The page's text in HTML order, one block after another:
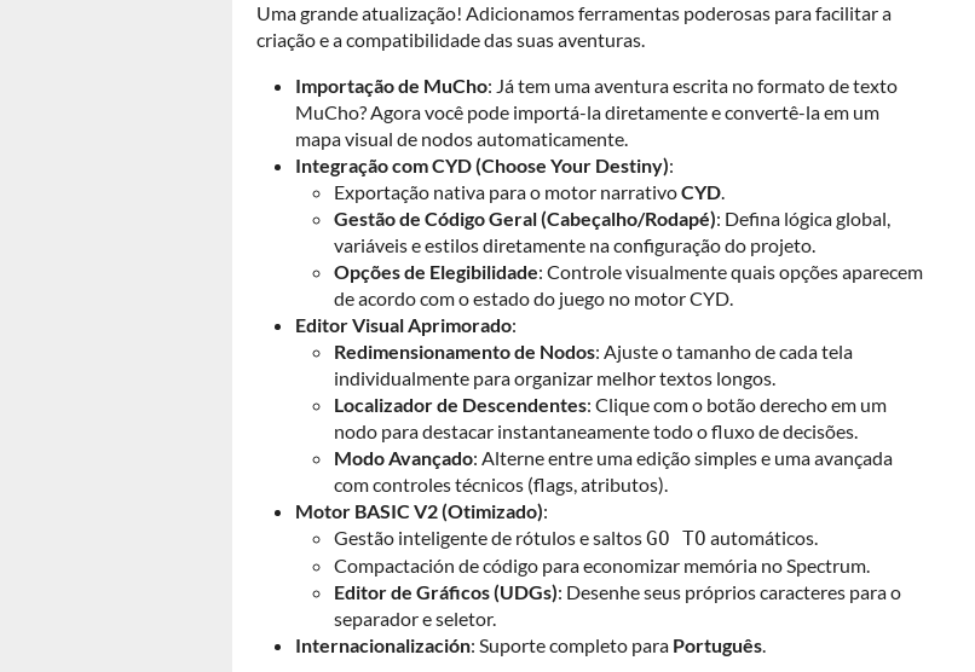
Uma grande atualização! Adicionamos ferramentas poderosas para facilitar a
criação e a compatibilidade das suas aventuras.
Importação de MuCho: Já tem uma aventura escrita no formato de texto
MuCho? Agora você pode importá-la diretamente e convertê-la em um
mapa visual de nodos automaticamente.
Integração com CYD (Choose Your Destiny):
Exportação nativa para o motor narrativoCYD.
Gestão de Código Geral (Cabeçalho/Rodapé): Defina lógica global,
variáveis e estilos diretamente na configuração do projeto.
Opções de Elegibilidade: Controle visualmente quais opções aparecem
de acordo com o estado do juego no motor CYD.
Editor Visual Aprimorado:
Redimensionamento de Nodos: Ajuste o tamanho de cada tela
individualmente para organizar melhor textos longos.
Localizador de Descendentes: Clique com o botão derecho em um
nodo para destacar instantaneamente todo o fluxo de decisões.
Modo Avançado: Alterne entre uma edição simples e uma avançada
com controles técnicos (flags, atributos).
Motor BASIC V2 (Otimizado):
Gestão inteligente de rótulos e saltosGO TO automáticos.
Compactación de código para economizar memória no Spectrum.
Editor de Gráficos (UDGs): Desenhe seus próprios caracteres para o
separador e seletor.
Internacionalización: Suporte completo para Português.